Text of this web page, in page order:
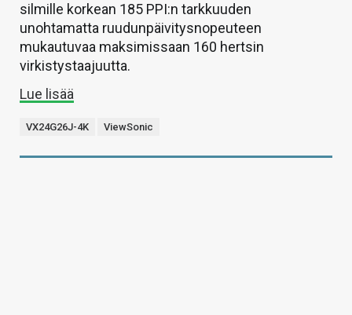
silmille korkean 185 PPI:n tarkkuuden
unohtamatta ruudunpäivitysnopeuteen
mukautuvaa maksimissaan 160 hertsin
virkistystaajuutta.
Lue lisää
VX24G26J-4K ViewSonic